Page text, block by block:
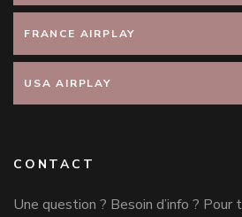
FRANCE AIRPLAY
USA AIRPLAY
CONTACT
Une question ? Besoin d’info ? Pour